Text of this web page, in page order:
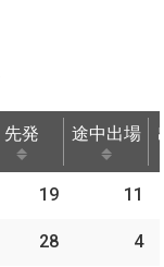
先発 途中出場
途中出場
19 11
28 4